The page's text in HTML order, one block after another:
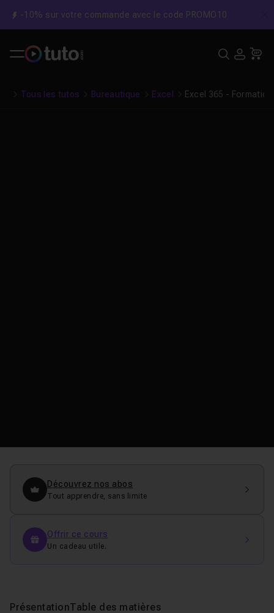
-10% sur votre commande avec le code PROMO10
Tous les tutos Bureautique Excel Excel 365 -
Découvrez nos abos
Tout apprendre, sans limite
Offrir ce cours
Un cadeau utile.
PrésentationTable des matières